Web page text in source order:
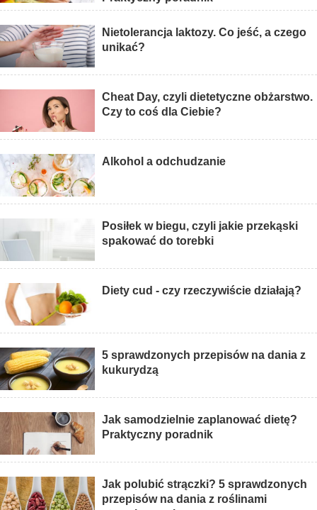
Nietolerancja laktozy. Co jeść, a czego
unikać?
Cheat Day, czyli dietetyczne obżarstwo.
Czy to coś dla Ciebie?
Alkohol a odchudzanie
Posiłek w biegu, czyli jakie przekąski
spakować do torebki
Diety cud - czy rzeczywiście działają?
5 sprawdzonych przepisów na dania z
kukurydzą
Jak samodzielnie zaplanować dietę?
Praktyczny poradnik
Jak polubić strączki? 5 sprawdzonych
przepisów na dania z roślinami